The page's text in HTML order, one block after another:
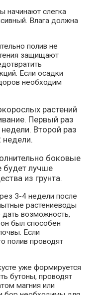
начинают слегка
Влага должна
полив не
защищают
Если осадки
необходим
растений
Первый раз
Второй раз
недели.
боковые
будет лучше
из грунта.
3-4 недели после
растениеводы
возможность,
был способен
Если
полив проводят
уже формируется
бутоны, проводят
магния или